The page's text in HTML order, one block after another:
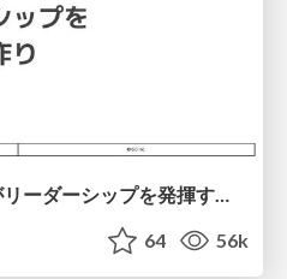
職位にかかわらず全員がリーダーシップを発揮するチーム作り / Building a team where everyone can demonstrate leadership regardless of position
64 56k